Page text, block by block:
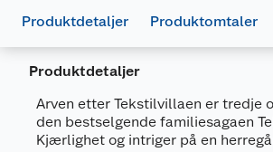
Produktdetaljer Produktomtaler
Produktdetaljer
Arven etter Tekstilvillaen er tredje
den bestselgende familiesagaen
Kjærlighet og intriger på en
Generelt